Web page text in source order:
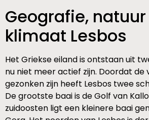
Geografie,
klimaat Lesbos
Het Griekse eiland is ontstaan uit
nu niet meer actief zijn. Doordat de
gezonken zijn heeft Lesbos twee
De grootste baai is de Golf van
zuidoosten ligt een kleinere baai